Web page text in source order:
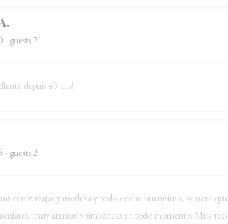
- guests 2
depuis 45 ans!
- guests 2
con navajas y merluza y todo estaba buenísimo, se nota
muy atentas y simpáticas en todo momento. Muy